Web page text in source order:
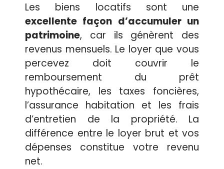
Les biens locatifs sont une
excellente façon d’accumuler un
patrimoine, car ils génèrent des
revenus mensuels. Le loyer que vous
percevez doit couvrir le
remboursement du prêt
hypothécaire, les taxes foncières,
l’assurance habitation et les frais
d’entretien de la propriété. La
différence entre le loyer brut et vos
dépenses constitue votre revenu
net.